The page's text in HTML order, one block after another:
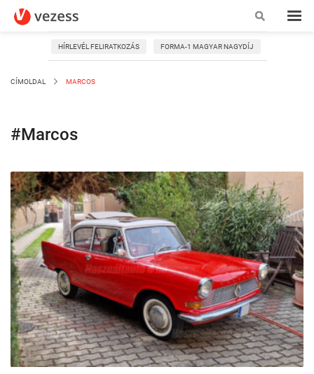
HÍRLEVÉL FELIRATKOZÁS FORMA-1 MAGYAR NAGYDÍJ
CÍMOLDAL MARCOS
#Marcos